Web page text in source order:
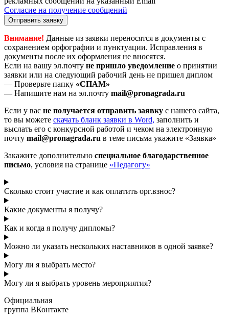
Согласие на получение сообщений
Отправить заявку
Внимание! Данные из заявки переносятся в документы с
сохранением орфографии и пунктуации. Исправления в
документы после их оформления не вносятся.
Если на вашу эл.почту не пришло уведомление о принятии
заявки или на следующий рабочий день не пришел диплом
— Проверьте папку «СПАМ»
— Напишите нам на эл.почту mail@pronagrada.ru
Если у вас не получается отправить заявку с нашего сайта,
то вы можете cкачать бланк заявки в Word, заполнить и
выслать его с конкурсной работой и чеком на электронную
почту mail@pronagrada.ru в теме письма укажите «Заявка»
Закажите дополнительно специальное благодарственное
письмо, условия на странице «Педагогу»
Сколько стоит участие и как оплатить орг.взнос?
Какие документы я получу?
Как и когда я получу дипломы?
Можно ли указать нескольких наставников в одной заявке?
Могу ли я выбрать место?
Могу ли я выбрать уровень мероприятия?
Официальная
группа ВКонтакте